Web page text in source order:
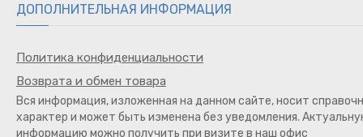
ДОПОЛНИТЕЛЬНАЯ ИНФОРМАЦИЯ
Политика конфиденциальности
Возврата и обмен товара
Вся информация, изложенная на данном сайте, носит
характер и может быть изменена без уведомления.
информацию можно получить при визите в наш офис